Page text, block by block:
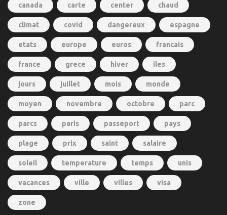
canada carte center chaud
climat covid dangereux espagne
etats europe euros francais
france grece hiver iles
jours juillet mois monde
moyen novembre octobre parc
parcs paris passeport pays
plage prix saint salaire
soleil temperature temps unis
vacances ville villes visa
zone